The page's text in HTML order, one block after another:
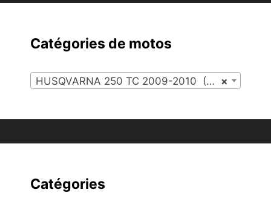
Catégories de motos
×
HUSQVARNA 250 TC 2009-2010 (37)
Catégories